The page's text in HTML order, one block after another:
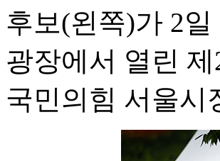
후보(왼쪽)가 2
광장에서 열린
국민의힘 서울시